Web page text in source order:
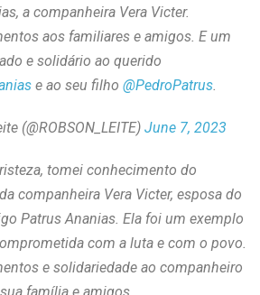
a companheira Vera Victer.
aos familiares e amigos. E um
e solidário ao querido
e ao seu filho @PedroPatrus.
(@ROBSON_LEITE) June 7, 2023
tomei conhecimento do
companheira Vera Victer, esposa do
Patrus Ananias. Ela foi um exemplo
com a luta e com o povo.
e solidariedade ao companheiro